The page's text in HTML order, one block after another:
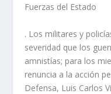
Fuerzas del Estado
. Los militares y
severidad que los
amnistías; para los
renuncia a la acción
Defensa, Luis Carlos